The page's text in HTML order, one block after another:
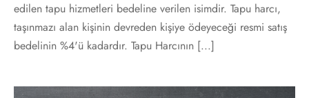
edilen tapu hizmetleri bedeline verilen isimdir. Tapu harcı,
taşınmazı alan kişinin devreden kişiye ödeyeceği resmi satış
bedelinin %4'ü kadardır. Tapu Harcının [...]